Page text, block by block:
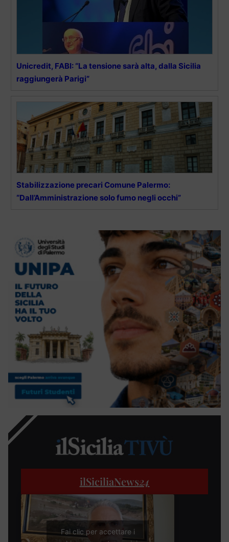
Unicredit, FABI: “La tensione sarà alta, dalla Sicilia
raggiungerà Parigi”
Stabilizzazione precari Comune Palermo:
“Dall’Amministrazione solo fumo negli occhi”
ilSiciliaNews24
Fai clic per accettare i